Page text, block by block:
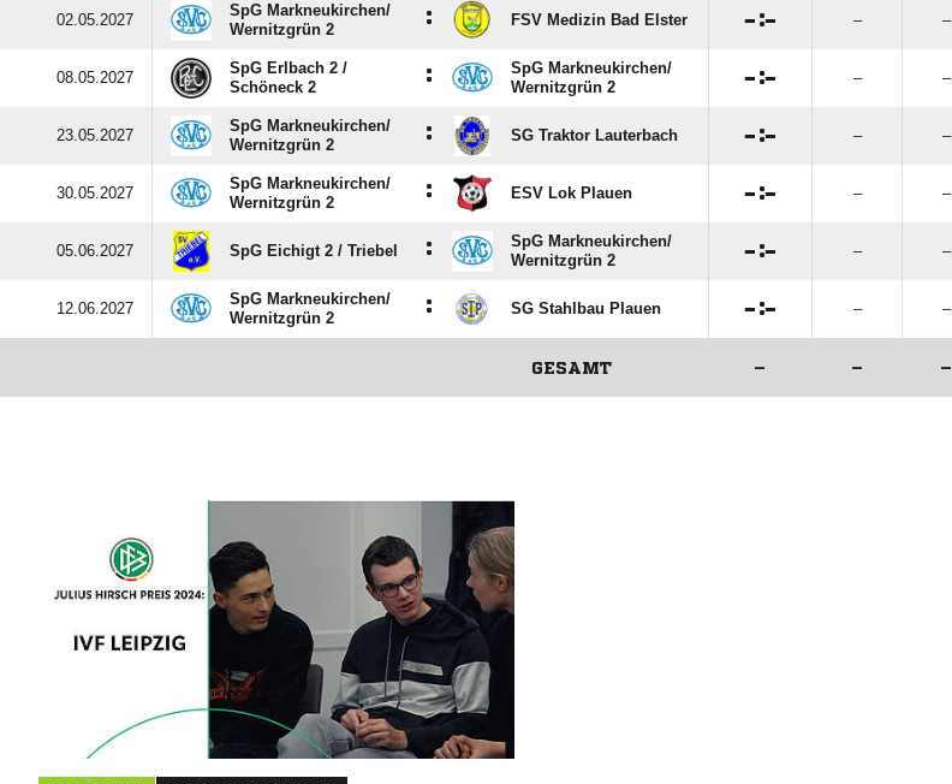
02.05.2027
SpG Markneukirchen/​
Wernitzgrün 2
: FSV Medizin Bad Elster : – –
08.05.2027
SpG Erlbach 2 /​
Schöneck 2
:
SpG Markneukirchen/​
Wernitzgrün 2
: – –
23.05.2027
SpG Markneukirchen/​
Wernitzgrün 2
: SG Traktor Lauterbach : – –
30.05.2027
SpG Markneukirchen/​
Wernitzgrün 2
: ESV Lok Plauen : – –
05.06.2027 SpG Eichigt 2 /​ Triebel :
SpG Markneukirchen/​
Wernitzgrün 2
: – –
12.06.2027
SpG Markneukirchen/​
Wernitzgrün 2
: SG Stahlbau Plauen : – –
GESAMT – – –